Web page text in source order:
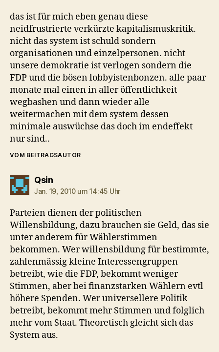
das ist für mich eben genau diese
neidfrustrierte verkürzte kapitalismuskritik.
nicht das system ist schuld sondern
organisationen und einzelpersonen. nicht
unsere demokratie ist verlogen sondern die
FDP und die bösen lobbyistenbonzen. alle paar
monate mal einen in aller öffentlichkeit
wegbashen und dann wieder alle
weitermachen mit dem system dessen
minimale auswüchse das doch im endeffekt
nur sind..
VOM BEITRAGSAUTOR
Qsinsagt:
Jan. 19, 2010 um 14:45 Uhr
Parteien dienen der politischen
Willensbildung, dazu brauchen sie Geld, das sie
unter anderem für Wählerstimmen
bekommen. Wer willensbildung für bestimmte,
zahlenmässig kleine Interessengruppen
betreibt, wie die FDP, bekommt weniger
Stimmen, aber bei finanzstarken Wählern evtl
höhere Spenden. Wer universellere Politik
betreibt, bekommt mehr Stimmen und folglich
mehr vom Staat. Theoretisch gleicht sich das
System aus.